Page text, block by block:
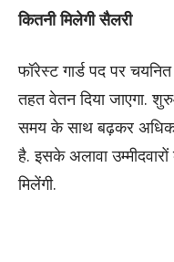
कितनी मिलेगी सैलरी
फॉरेस्ट गार्ड पद पर
तहत वेतन दिया जाएगा.
समय के साथ बढ़कर
है. इसके अलावा
मिलेंगी.